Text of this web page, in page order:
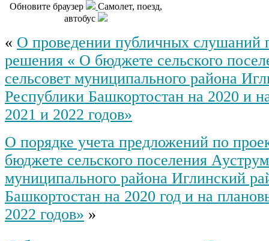
Обновите браузер
Самолет, поезд,
автобус
« О проведении публичных слушаний
решения « О бюджете сельского
сельсовет муниципального района
Республики Башкортостан на 2020 и
2021 и 2022 годов»
О порядке учета предложений по
бюджете сельского поселения
муниципального района Иглинский
Башкортостан на 2020 год и на
2022 годов» »